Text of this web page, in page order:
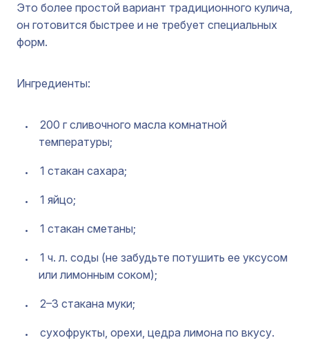
Это более простой вариант традиционного кулича,
он готовится быстрее и не требует специальных
форм.
Ингредиенты:
200 г сливочного масла комнатной
температуры;
1 стакан сахара;
1 яйцо;
1 стакан сметаны;
1 ч. л. соды (не забудьте потушить ее уксусом
или лимонным соком);
2–3 стакана муки;
сухофрукты, орехи, цедра лимона по вкусу.